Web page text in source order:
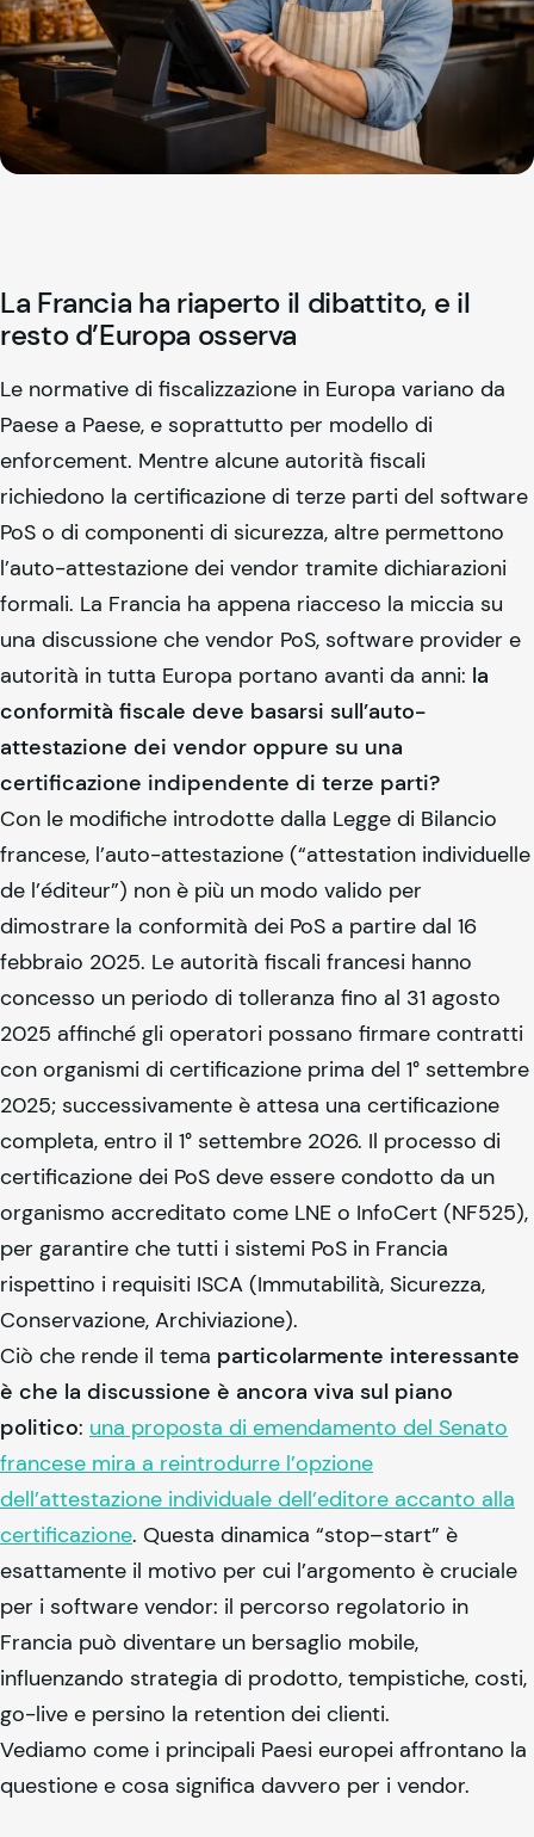
La Francia ha riaperto il dibattito, e il
resto d’Europa osserva
Le normative di fiscalizzazione in Europa variano da
Paese a Paese, e soprattutto per modello di
enforcement. Mentre alcune autorità fiscali
richiedono la certificazione di terze parti del software
PoS o di componenti di sicurezza, altre permettono
l’auto-attestazione dei vendor tramite dichiarazioni
formali. La Francia ha appena riacceso la miccia su
una discussione che vendor PoS, software provider e
autorità in tutta Europa portano avanti da anni: la
conformità fiscale deve basarsi sull’auto-
attestazione dei vendor oppure su una
certificazione indipendente di terze parti?
Con le modifiche introdotte dalla Legge di Bilancio
francese, l’auto-attestazione (“attestation individuelle
de l’éditeur”) non è più un modo valido per
dimostrare la conformità dei PoS a partire dal 16
febbraio 2025. Le autorità fiscali francesi hanno
concesso un periodo di tolleranza fino al 31 agosto
2025 affinché gli operatori possano firmare contratti
con organismi di certificazione prima del 1° settembre
2025; successivamente è attesa una certificazione
completa, entro il 1° settembre 2026. Il processo di
certificazione dei PoS deve essere condotto da un
organismo accreditato come LNE o InfoCert (NF525),
per garantire che tutti i sistemi PoS in Francia
rispettino i requisiti ISCA (Immutabilità, Sicurezza,
Conservazione, Archiviazione).
Ciò che rende il tema particolarmente interessante
è che la discussione è ancora viva sul piano
politico: una proposta di emendamento del Senato
francese mira a reintrodurre l’opzione
dell’attestazione individuale dell’editore accanto alla
certificazione. Questa dinamica “stop–start” è
esattamente il motivo per cui l’argomento è cruciale
per i software vendor: il percorso regolatorio in
Francia può diventare un bersaglio mobile,
influenzando strategia di prodotto, tempistiche, costi,
go-live e persino la retention dei clienti.
Vediamo come i principali Paesi europei affrontano la
questione e cosa significa davvero per i vendor.